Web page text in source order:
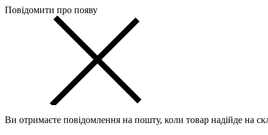
Повідомити про появу
Ви отримаєте повідомлення на пошту, коли товар надійде на